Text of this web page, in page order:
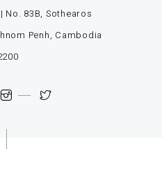
| No. 83B, Sothearos
Penh, Cambodia